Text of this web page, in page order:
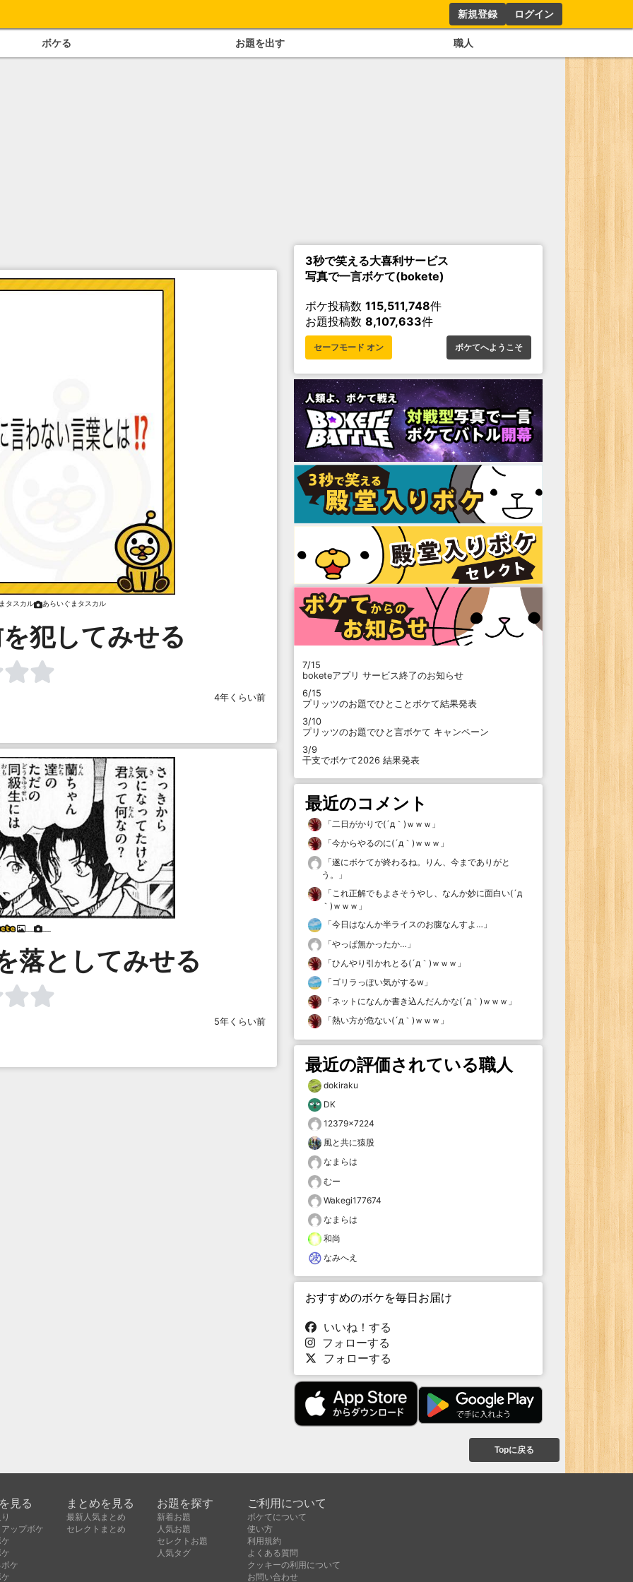
新規登録 ログイン
ボケる お題を出す 職人
タスカル あらいぐまタスカル
犯してみせる
4年くらい前
落としてみせる
5年くらい前
3秒で笑える大喜利サービス
写真で一言ボケて(bokete)
ボケ投稿数 115,511,748件
お題投稿数 8,107,633件
セーフモード オン ボケてへようこそ
7/15
boketeアプリ サービス終了のお知らせ
6/15
プリッツのお題でひとことボケて結果発表
3/10
プリッツのお題でひと言ボケて キャンペーン
3/9
干支でボケて2026 結果発表
最近のコメント
「二日がかりで(´д｀)ｗｗｗ 」
「今からやるのに(´д｀)ｗｗｗ 」
「遂にボケてが終わるね。りん、今までありがと
う。
」
「これ正解でもよさそうやし、なんか妙に面白い(´д
｀)ｗｗｗ 」
「今日はなんか半ライスのお腹なんすよ… 」
「やっぱ無かったか… 」
「ひんやり引かれとる(´д｀)ｗｗｗ 」
「ゴリラっぽい気がするw 」
「ネットになんか書き込んだんかな(´д｀)ｗｗｗ 」
「熱い方が危ない(´д｀)ｗｗｗ 」
最近の評価されている職人
dokiraku
DK
12379×7224
風と共に猿股
なまらは
むー
Wakegi177674
なまらは
和尚
なみへえ
おすすめのボケを毎日お届け
いいね！する
フォローする
フォローする
Topに戻る
見る
ップボケ
ケ
まとめを見る
最新人気まとめ
セレクトまとめ
お題を探す
新着お題
人気お題
セレクトお題
人気タグ
ご利用について
ボケてについて
使い方
利用規約
よくある質問
クッキーの利用について
お問い合わせ